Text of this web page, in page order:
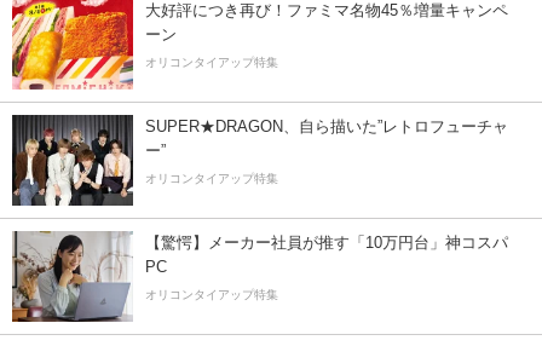
大好評につき再び！ファミマ名物45％増量キャンペ
ーン
オリコンタイアップ特集
SUPER★DRAGON、自ら描いた”レトロフューチャ
ー”
オリコンタイアップ特集
【驚愕】メーカー社員が推す「10万円台」神コスパ
PC
オリコンタイアップ特集